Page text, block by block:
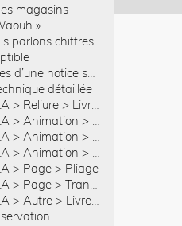
magasins
»
parlons chiffres
détaillée
> Page > Pliage